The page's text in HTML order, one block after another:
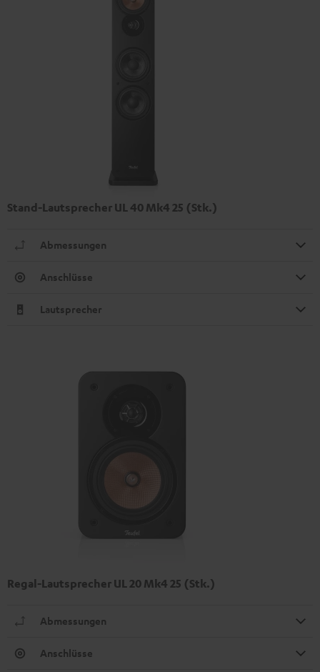
Stand-Lautsprecher UL 40 Mk4 25 (Stk.)
Abmessungen
Anschlüsse
Lautsprecher
Regal-Lautsprecher UL 20 Mk4 25 (Stk.)
Abmessungen
Anschlüsse